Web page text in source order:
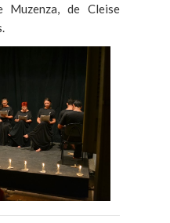
Muzenza, de Cleise